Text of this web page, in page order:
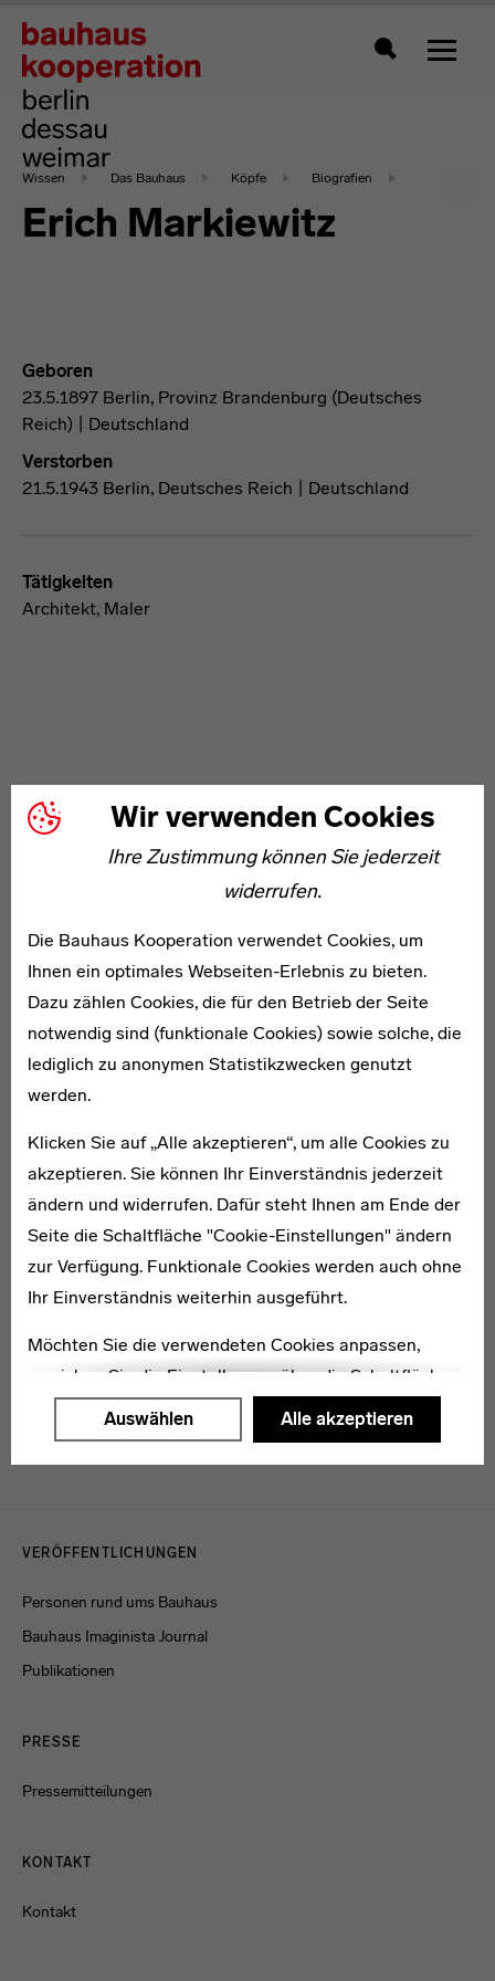
Wir verwenden Cookies
Ihre Zustimmung können Sie jederzeit
widerrufen.
Die Bauhaus Kooperation verwendet Cookies, um
Ihnen ein optimales Webseiten-Erlebnis zu bieten.
Dazu zählen Cookies, die für den Betrieb der Seite
notwendig sind (funktionale Cookies) sowie solche, die
lediglich zu anonymen Statistikzwecken genutzt
werden.
Klicken Sie auf „Alle akzeptieren“, um alle Cookies zu
akzeptieren. Sie können Ihr Einverständnis jederzeit
ändern und widerrufen. Dafür steht Ihnen am Ende der
Seite die Schaltfläche "Cookie-Einstellungen" ändern
zur Verfügung. Funktionale Cookies werden auch ohne
Ihr Einverständnis weiterhin ausgeführt.
Möchten Sie die verwendeten Cookies anpassen,
erreichen Sie die Einstellungen über die Schaltfläche
"Auswählen".
Auswählen Alle akzeptieren
Zeigt
Wissen Das Bauhaus Köpfe Biografien
Erich Markiewitz
Geboren
23.5.1897 Berlin, Provinz Brandenburg (Deutsches
Reich) | Deutschland
Verstorben
21.5.1943 Berlin, Deutsches Reich | Deutschland
Tätigkeiten
Architekt, Maler
WEITERE ARTIKEL ZUM THEMA
Willy Alex Stamm
1905–1973
VERÖFFENTLICHUNGEN
Personen rund ums Bauhaus
Bauhaus Imaginista Journal
Publikationen
PRESSE
Pressemitteilungen
KONTAKT
Kontakt